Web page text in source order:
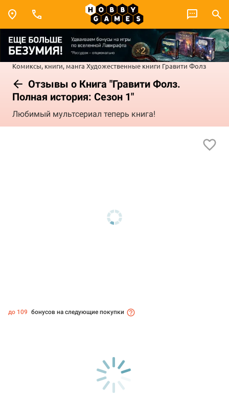
Комиксы, книги, манга Художественные книги Гравити Фолз
Отзывы о Книга "Гравити Фолз.
Полная история: Сезон 1"
Любимый мультсериал теперь книга!
до 109 бонусов на следующие покупки